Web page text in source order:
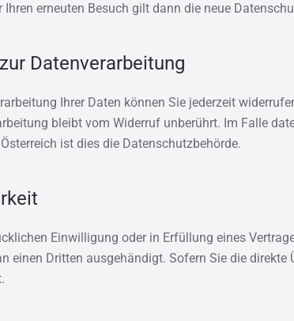
Ihren erneuten Besuch gilt dann die neue
Datenverarbeitung
Ihrer Daten können Sie jederzeit
bleibt vom Widerruf unberührt. Im Falle
ist dies die Datenschutzbehörde.
Einwilligung oder in Erfüllung eines
einen Dritten ausgehändigt. Sofern Sie die